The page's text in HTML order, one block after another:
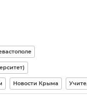
Новости Крыма